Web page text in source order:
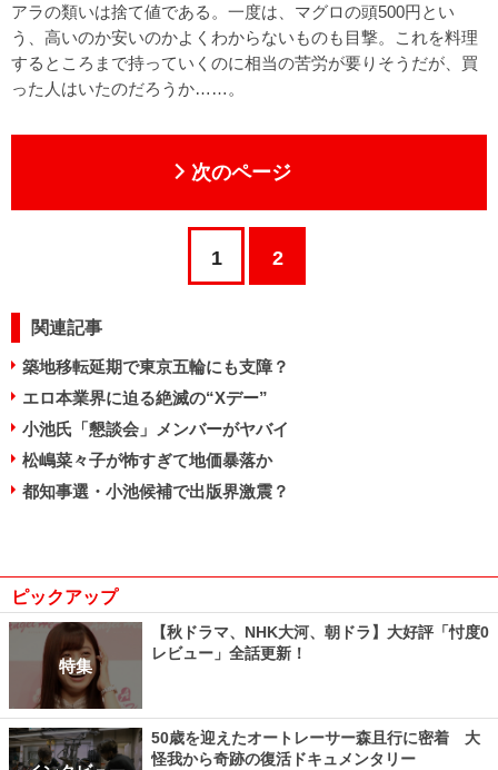
アラの類いは捨て値である。一度は、マグロの頭500円とい
う、高いのか安いのかよくわからないものも目撃。これを料理
するところまで持っていくのに相当の苦労が要りそうだが、買
った人はいたのだろうか……。
次のページ
1 2
関連記事
築地移転延期で東京五輪にも支障？
エロ本業界に迫る絶滅の“Xデー”
小池氏「懇談会」メンバーがヤバイ
松嶋菜々子が怖すぎて地価暴落か
都知事選・小池候補で出版界激震？
ピックアップ
特集
【秋ドラマ、NHK大河、朝ドラ】大好評「忖度0
レビュー」全話更新！
50歳を迎えたオートレーサー森且行に密着 大
怪我から奇跡の復活ドキュメンタリー